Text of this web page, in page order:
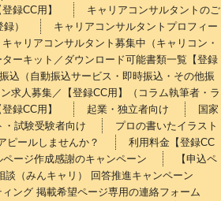
録CC用】
キャリアコンサルタントのご
）
キャリアコンサルタントプロフィー
キャリアコンサルタント募集中（キャリコン・
ターキット／ダウンロード可能書類一覧【登録
込（自動振込サービス・即時振込・その他振
求人募集／【登録CC用】（コラム執筆者・ラ
録CC用】 起業・独立者向け
国家
・試験受験者向け
プロの書いたイラスト
ピールしませんか？
利用料金【登録CC
ージ作成感謝のキャンペーン
【申込ペ
談（みんキャリ） 回答推進キャンペーン
ィング 掲載希望ページ専用の連絡フォーム